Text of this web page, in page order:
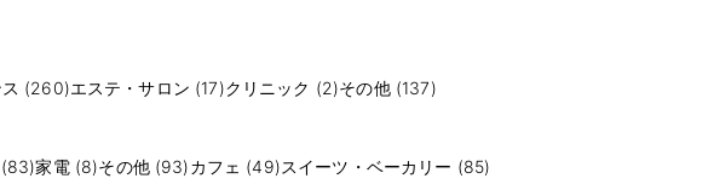
ス (260)エステ・サロン (17)クリニック (2)その他 (137)
(83)家電 (8)その他 (93)カフェ (49)スイーツ・ベーカリー (85)